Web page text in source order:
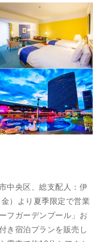
中央区、総支配人：伊
）より夏季限定で営業
フガーデンプール」お
き宿泊プランを販売し